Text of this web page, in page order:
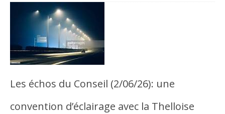
Les échos du Conseil (2/06/26): une
convention d’éclairage avec la Thelloise